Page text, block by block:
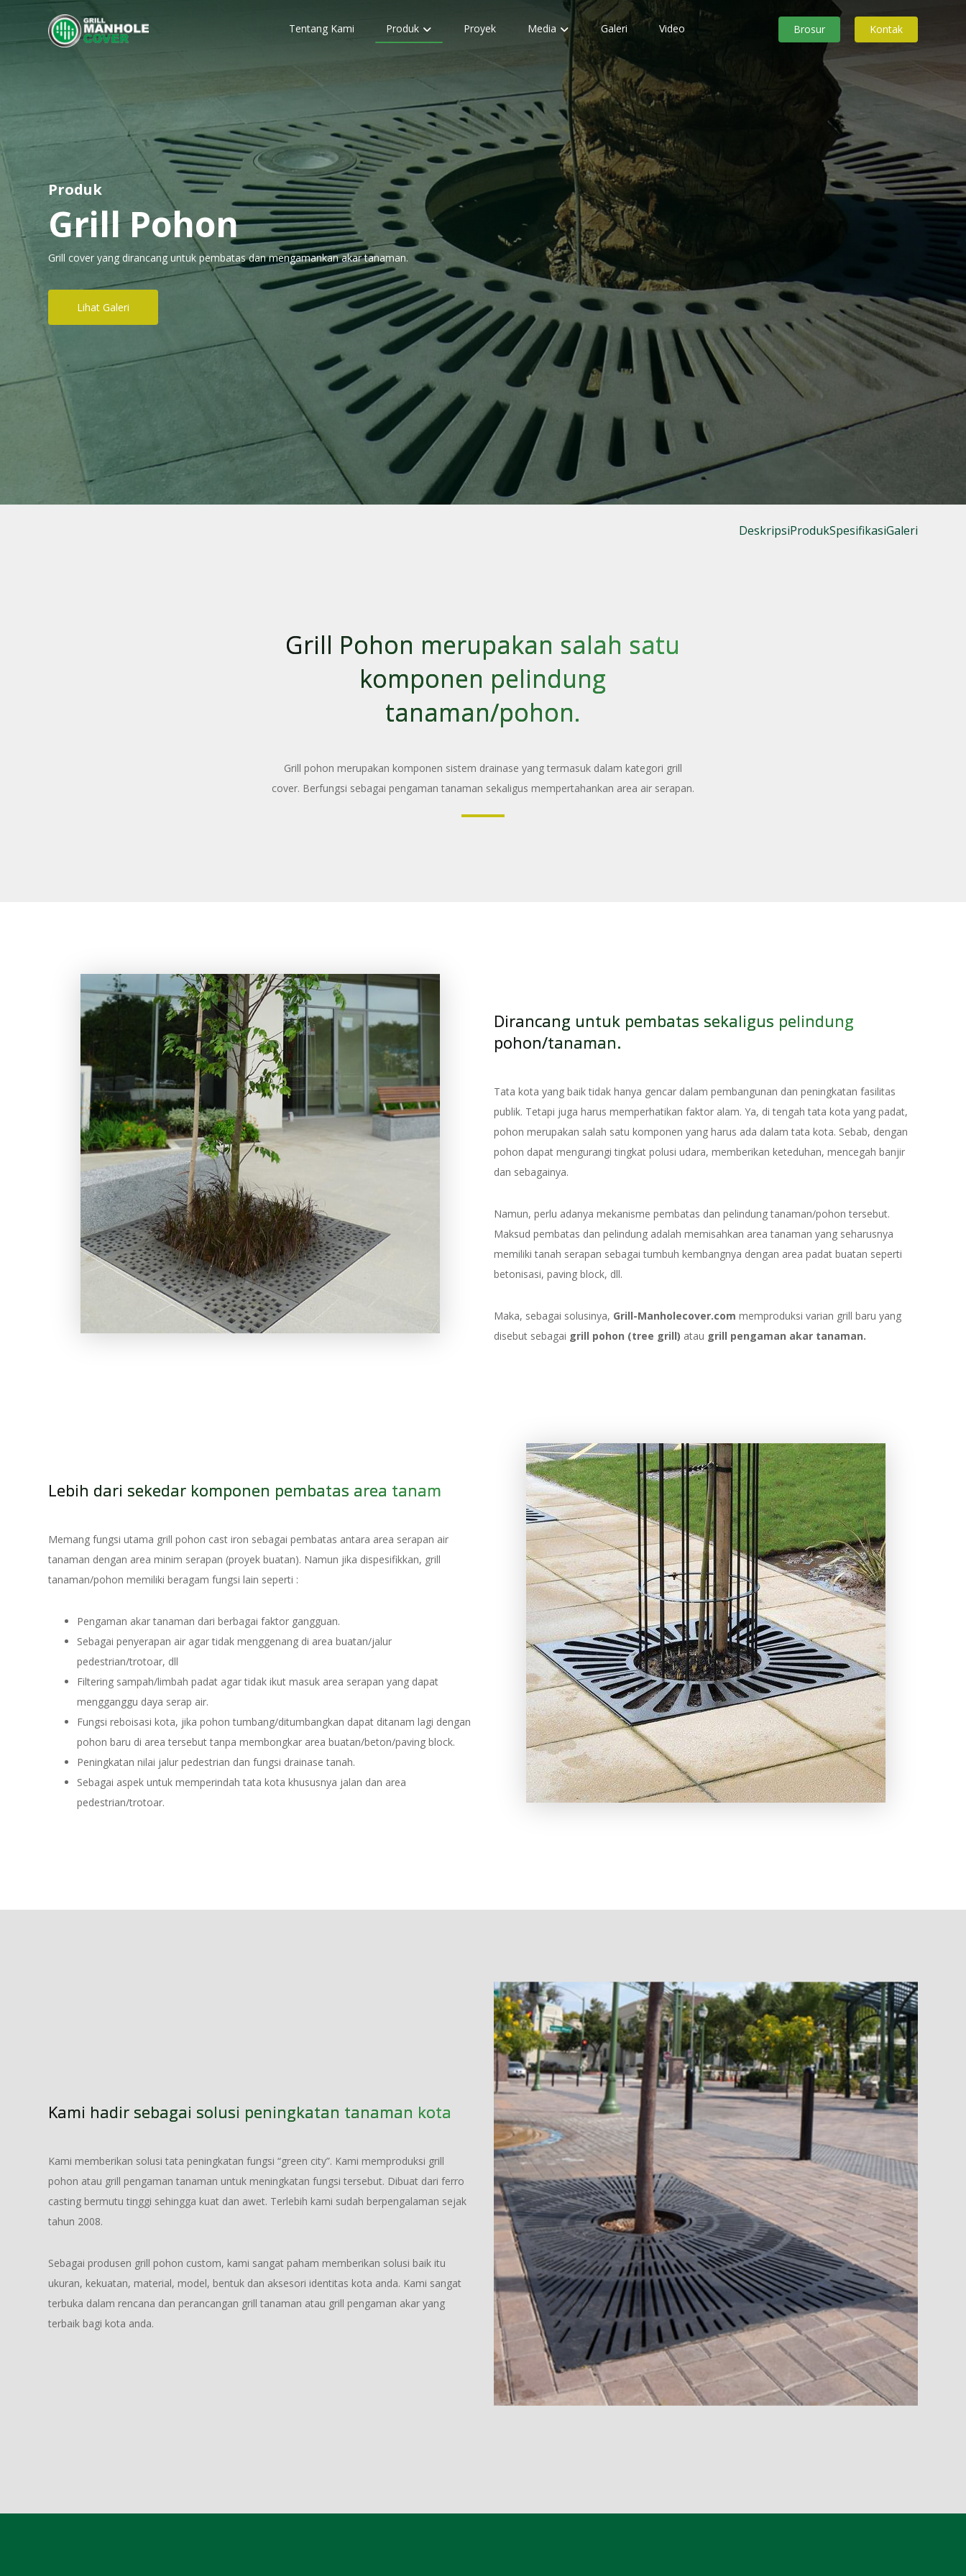
Tentang Kami Produk Proyek Media Galeri Video Kontak
Brosur
Produk
Grill Pohon
Grill cover yang dirancang untuk pembatas dan mengamankan akar tanaman.
Lihat Galeri
DeskripsiProdukSpesifikasiGaleri
Grill Pohon merupakan salah satu
komponen pelindung
tanaman/pohon.
Grill pohon merupakan komponen sistem drainase yang termasuk dalam kategori grill
cover. Berfungsi sebagai pengaman tanaman sekaligus mempertahankan area air serapan.
Dirancang untuk pembatas sekaligus pelindung
pohon/tanaman.
Tata kota yang baik tidak hanya gencar dalam pembangunan dan peningkatan fasilitas
publik. Tetapi juga harus memperhatikan faktor alam. Ya, di tengah tata kota yang padat,
pohon merupakan salah satu komponen yang harus ada dalam tata kota. Sebab, dengan
pohon dapat mengurangi tingkat polusi udara, memberikan keteduhan, mencegah banjir
dan sebagainya.
Namun, perlu adanya mekanisme pembatas dan pelindung tanaman/pohon tersebut.
Maksud pembatas dan pelindung adalah memisahkan area tanaman yang seharusnya
memiliki tanah serapan sebagai tumbuh kembangnya dengan area padat buatan seperti
betonisasi, paving block, dll.
Maka, sebagai solusinya, Grill-Manholecover.com memproduksi varian grill baru yang
disebut sebagai grill pohon (tree grill) atau grill pengaman akar tanaman.
Lebih dari sekedar komponen pembatas area tanam
Memang fungsi utama grill pohon cast iron sebagai pembatas antara area serapan air
tanaman dengan area minim serapan (proyek buatan). Namun jika dispesifikkan, grill
tanaman/pohon memiliki beragam fungsi lain seperti :
Pengaman akar tanaman dari berbagai faktor gangguan.
Sebagai penyerapan air agar tidak menggenang di area buatan/jalur
pedestrian/trotoar, dll
Filtering sampah/limbah padat agar tidak ikut masuk area serapan yang dapat
mengganggu daya serap air.
Fungsi reboisasi kota, jika pohon tumbang/ditumbangkan dapat ditanam lagi dengan
pohon baru di area tersebut tanpa membongkar area buatan/beton/paving block.
Peningkatan nilai jalur pedestrian dan fungsi drainase tanah.
Sebagai aspek untuk memperindah tata kota khususnya jalan dan area
pedestrian/trotoar.
Kami hadir sebagai solusi peningkatan tanaman kota
Kami memberikan solusi tata peningkatan fungsi “green city”. Kami memproduksi grill
pohon atau grill pengaman tanaman untuk meningkatan fungsi tersebut. Dibuat dari ferro
casting bermutu tinggi sehingga kuat dan awet. Terlebih kami sudah berpengalaman sejak
tahun 2008.
Sebagai produsen grill pohon custom, kami sangat paham memberikan solusi baik itu
ukuran, kekuatan, material, model, bentuk dan aksesori identitas kota anda. Kami sangat
terbuka dalam rencana dan perancangan grill tanaman atau grill pengaman akar yang
terbaik bagi kota anda.